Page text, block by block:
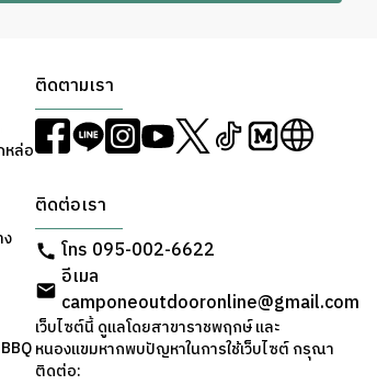
หล่อ
ติดตามเรา
ติดต่อเรา
โทร 095-002-6622
อีเมล
camponeoutdooronline@gmail.com
เว็บไซต์นี้ ดูแลโดยสาขาราชพฤกษ์ และ
หนองแขมหากพบปัญหาในการใช้เว็บไซต์ กรุณา
ติดต่อ: